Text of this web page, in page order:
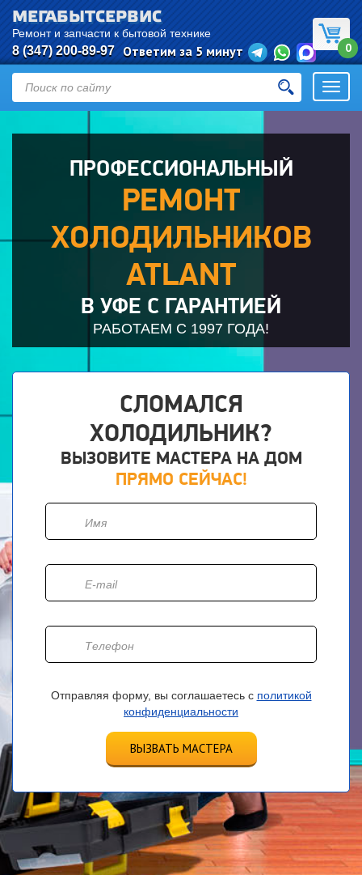
МЕГАБЫТСЕРВИС
Ремонт и запчасти к бытовой технике
8 (347) 200-89-97 Ответим за 5 минут 0
ПРОФЕССИОНАЛЬНЫЙ
РЕМОНТ
ХОЛОДИЛЬНИКОВ
ATLANT
В УФЕ С ГАРАНТИЕЙ
РАБОТАЕМ С 1997 ГОДА!
СЛОМАЛСЯ
ХОЛОДИЛЬНИК?
ВЫЗОВИТЕ МАСТЕРА НА ДОМ
ПРЯМО СЕЙЧАС!
Отправляя форму, вы соглашаетесь с политикой
конфиденциальности
ВЫЗВАТЬ МАСТЕРА
Евгенияоставил(а) заявку:Ремонт
холодильников
Уфа